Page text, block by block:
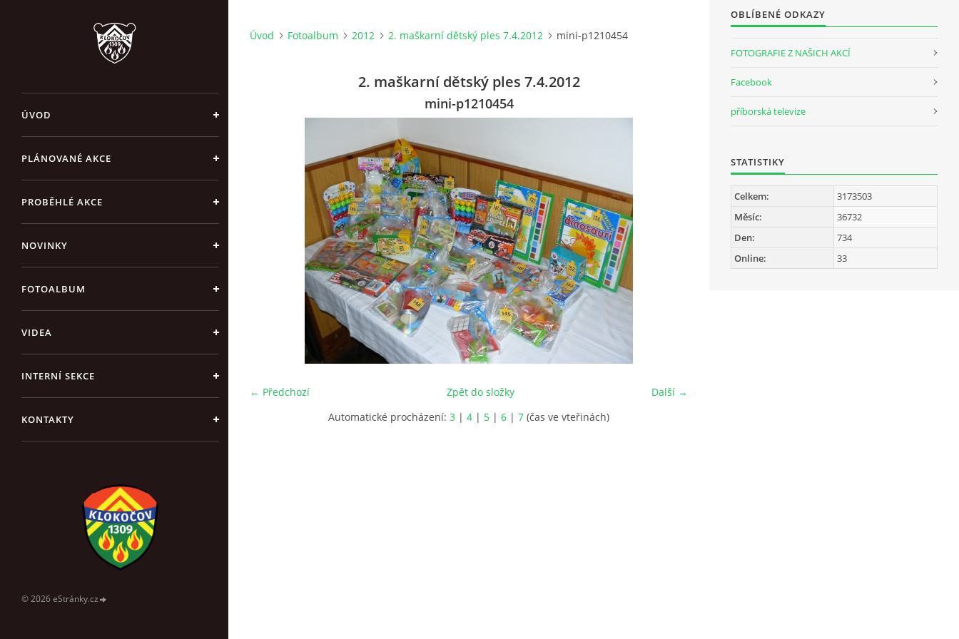
ÚVOD
PLÁNOVANÉ AKCE
PROBĚHLÉ AKCE
NOVINKY
FOTOALBUM
VIDEA
INTERNÍ SEKCE
KONTAKTY
© 2026 eStránky.cz
Úvod Fotoalbum 2012 2. maškarní dětský ples 7.4.2012 mini-p1210454
2. maškarní dětský ples 7.4.2012
mini-p1210454
← Předchozí Další →
Zpět do složky
Automatické procházení: 3 | 4 | 5 | 6 | 7 (čas ve vteřinách)
OBLÍBENÉ ODKAZY
FOTOGRAFIE Z NAŠICH AKCÍ
Facebook
příborská televize
STATISTIKY
Online: 33
Celkem:
3173503
Měsíc:
36732
Den:
734